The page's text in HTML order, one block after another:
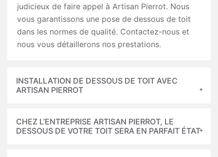
judicieux de faire appel à Artisan Pierrot. Nous
vous garantissons une pose de dessous de toit
dans les normes de qualité. Contactez-nous et
nous vous détaillerons nos prestations.
INSTALLATION DE DESSOUS DE TOIT AVEC
ARTISAN PIERROT
CHEZ L’ENTREPRISE ARTISAN PIERROT, LE
DESSOUS DE VOTRE TOIT SERA EN PARFAIT ÉTAT